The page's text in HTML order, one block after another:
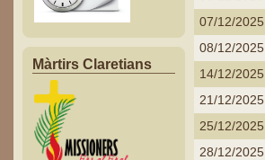
Màrtirs Claretians
07/12/2025
08/12/2025
14/12/2025
21/12/2025
25/12/2025
28/12/2025